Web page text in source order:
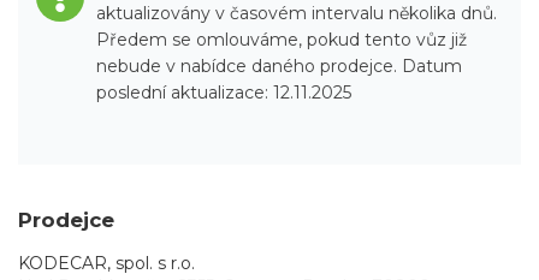
aktualizovány v časovém intervalu několika dnů.
Předem se omlouváme, pokud tento vůz již
nebude v nabídce daného prodejce. Datum
poslední aktualizace: 12.11.2025
Prodejce
KODECAR, spol. s r.o.